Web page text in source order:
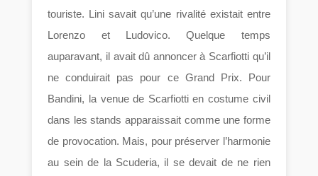
touriste. Lini savait qu’une rivalité existait entre
Lorenzo et Ludovico. Quelque temps
auparavant, il avait dû annoncer à Scarfiotti qu’il
ne conduirait pas pour ce Grand Prix. Pour
Bandini, la venue de Scarfiotti en costume civil
dans les stands apparaissait comme une forme
de provocation. Mais, pour préserver l’harmonie
au sein de la Scuderia, il se devait de ne rien